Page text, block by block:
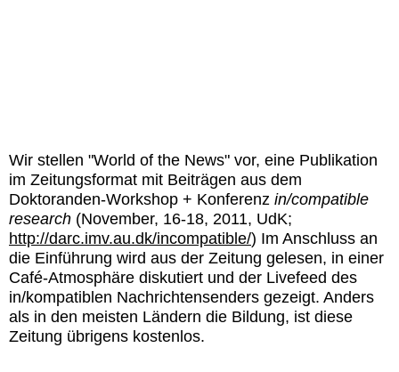
Wir stellen "World of the News" vor, eine Publikation
im Zeitungsformat mit Beiträgen aus dem
Doktoranden-Workshop + Konferenz in/compatible
research (November, 16-18, 2011, UdK;
http://darc.imv.au.dk/incompatible/) Im Anschluss an
die Einführung wird aus der Zeitung gelesen, in einer
Café-Atmosphäre diskutiert und der Livefeed des
in/kompatiblen Nachrichtensenders gezeigt. Anders
als in den meisten Ländern die Bildung, ist diese
Zeitung übrigens kostenlos.